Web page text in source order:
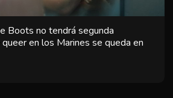
Boots no tendrá segunda
en los Marines se queda en